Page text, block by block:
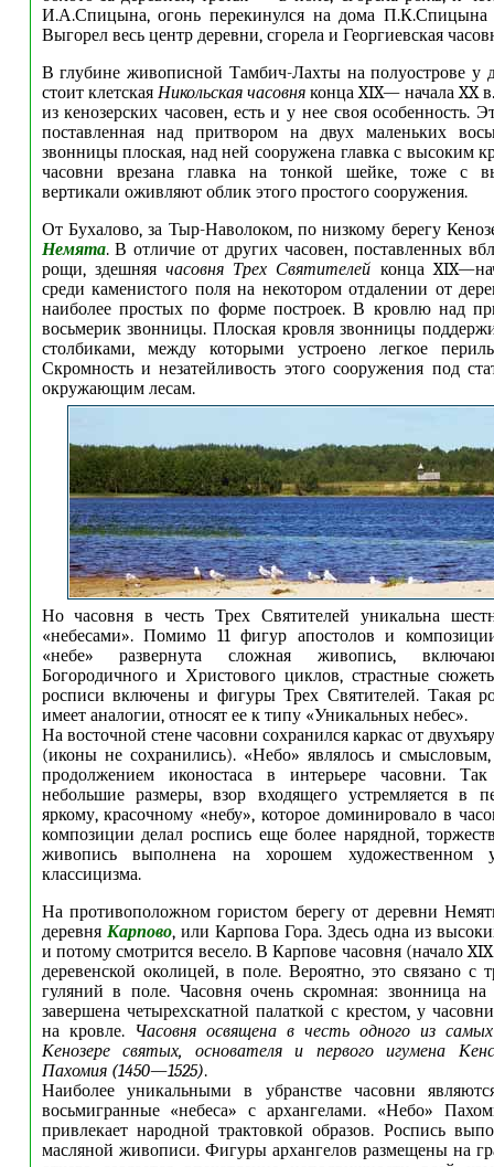
И.А.Спицына, огонь перекинулся на дома
Выгорел весь центр деревни, сгорела и Георгиевская
В глубине живописной Тамбич-Лахты на полуострове у
стоит клетская Никольская часовняконца XIX— начала XX
из кенозерских часовен, есть и у нее своя особенность.
поставленная над притвором на двух маленьких
звонницы плоская, над ней сооружена главка с высоким
часовни врезана главка на тонкой шейке, тоже с
вертикали оживляют облик этого простого сооружения.
От Бухалово, за Тыр-Наволоком, по низкому берегу
Немята. В отличие от других часовен, поставленных
рощи, здешняя часовня Трех Святителей конца
среди каменистого поля на некотором отдалении от
наиболее простых по форме построек. В кровлю над
восьмерик звонницы. Плоская кровля звонницы
столбиками, между которыми устроено легкое
Скромность и незатейливость этого сооружения под
окружающим лесам.
Но часовня в честь Трех Святителей уникальна
«небесами». Помимо 11 фигур апостолов и
«небе» развернута сложная живопись,
Богородичного и Христового циклов, страстные
росписи включены и фигуры Трех Святителей. Такая
имеет аналогии, относят ее к типу «Уникальных небес».
На восточной стене часовни сохранился каркас от
(иконы не сохранились). «Небо» являлось и
продолжением иконостаса в интерьере часовни.
небольшие размеры, взор входящего устремляется в
яркому, красочному «небу», которое доминировало в
композиции делал роспись еще более нарядной,
живопись выполнена на хорошем художественном
классицизма.
На противоположном гористом берегу от деревни
деревня Карпово, или Карпова Гора. Здесь одна из
и потому смотрится весело. В Карпове часовня (начало
деревенской околицей, в поле. Вероятно, это связано с
гуляний в поле. Часовня очень скромная: звонница на
завершена четырехскатной палаткой с крестом, у
на кровле. Часовня освящена в честь одного из
Кенозере святых, основателя и первого игумена
Пахомия (1450—1525).
Наиболее уникальными в убранстве часовни
восьмигранные «небеса» с архангелами. «Небо»
привлекает народной трактовкой образов. Роспись
масляной живописи. Фигуры архангелов размещены на